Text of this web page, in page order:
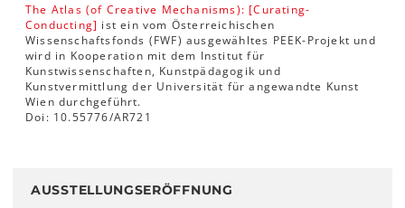
The Atlas (of Creative Mechanisms): [Curating-
Conducting] ist ein vom Österreichischen
Wissenschaftsfonds (FWF) ausgewähltes PEEK-Projekt und
wird in Kooperation mit dem Institut für
Kunstwissenschaften, Kunstpädagogik und
Kunstvermittlung der Universität für angewandte Kunst
Wien durchgeführt.
Doi: 10.55776/AR721
AUSSTELLUNGSERÖFFNUNG